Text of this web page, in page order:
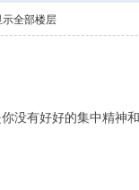
示全部楼层
没有好好的集中精神